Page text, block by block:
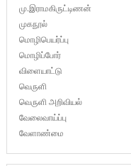
மு.இராமகிருட்டிணன்
முகநூல்
மொழிபெயர்ப்பு
மொழிப்போர்
விளையாட்டு
வெருளி
வெருளி அறிவியல்
வேலைவாய்ப்பு
வேளாண்மை